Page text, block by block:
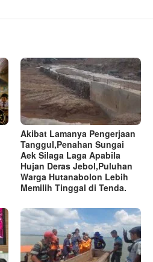
Akibat Lamanya Pengerjaan
Tanggul,Penahan Sungai
Aek Silaga Laga Apabila
Hujan Deras Jebol,Puluhan
Warga Hutanabolon Lebih
Memilih Tinggal di Tenda.